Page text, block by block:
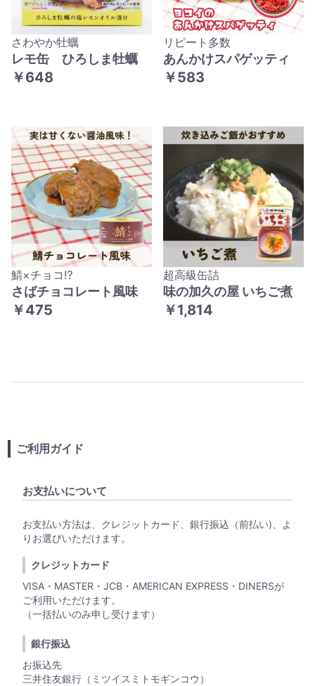
さわやか牡蠣
レモ缶 ひろしま牡蠣
￥648
リピート多数
あんかけスパゲッティ
￥583
鯖×チョコ⁉
さばチョコレート風味
￥475
超高級缶詰
味の加久の屋 いちご煮
￥1,814
ご利用ガイド
お支払いについて
お支払い方法は、クレジットカード、銀行振込（前払い)、よ
りお選びいただけます。
クレジットカード
VISA・MASTER・JCB・AMERICAN EXPRESS・DINERSが
ご利用いただけます。
（一括払いのみ申し受けます）
銀行振込
お振込先
三井住友銀行（ミツイスミトモギンコウ）